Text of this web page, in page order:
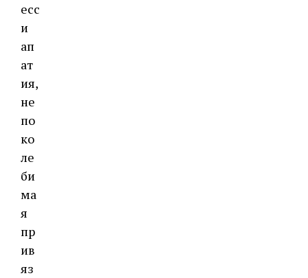
есс
и
ап
ат
ия,
не
по
ко
ле
би
ма
я
пр
ив
яз